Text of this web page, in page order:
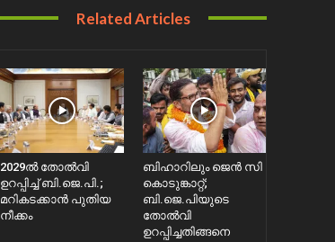
Related Articles
2029ൽ തോല്‍വി
ഉറപ്പിച്ച് ബി.ജെ.പി.;
മറികടക്കാൻ പുതിയ
നീക്കം
ബിഹാറിലും ജെൻ സി
കൊടുങ്കാറ്റ്;
ബി.ജെ.പിയുടെ
തോൽവി
ഉറപ്പിച്ചതിങ്ങനെ